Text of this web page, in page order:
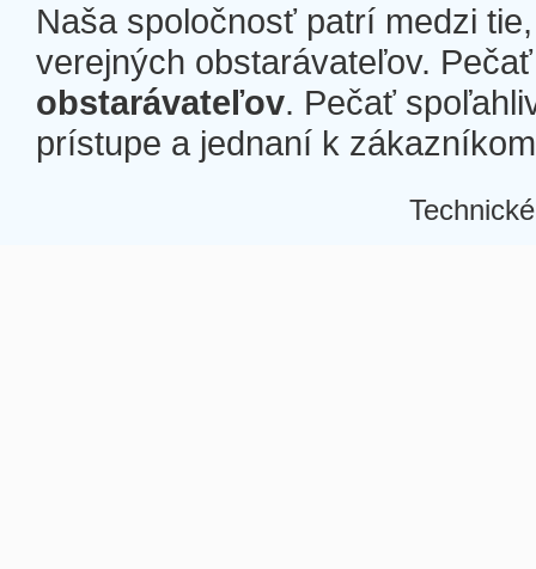
Naša spoločnosť patrí medzi
verejných obstarávateľov.
obstarávateľov. Pečať
prístupe a jednaní k